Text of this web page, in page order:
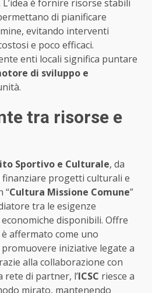
è fornire risorse stabili
di pianificare
evitando interventi
e poco efficaci.
enti locali significa puntare
di sviluppo e
tra risorse e
Sportivo e Culturale, da
progetti culturali e
“Cultura Missione Comune”
tra le esigenze
disponibili. Offre
affermato come uno
iniziative legate a
alla collaborazione con
rete di partner, l’ICSC riesce a
mirato, mantenendo